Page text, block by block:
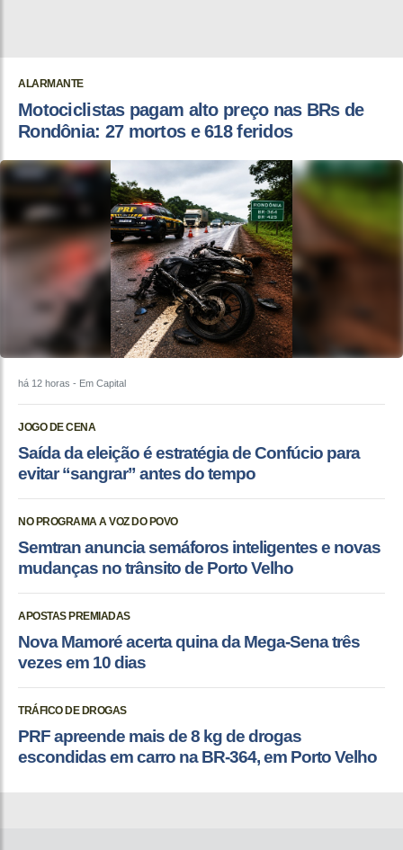
ALARMANTE
Motociclistas pagam alto preço nas BRs de
Rondônia: 27 mortos e 618 feridos
há 12 horas - Em Capital
JOGO DE CENA
Saída da eleição é estratégia de Confúcio para
evitar “sangrar” antes do tempo
NO PROGRAMA A VOZ DO POVO
Semtran anuncia semáforos inteligentes e novas
mudanças no trânsito de Porto Velho
APOSTAS PREMIADAS
Nova Mamoré acerta quina da Mega-Sena três
vezes em 10 dias
TRÁFICO DE DROGAS
PRF apreende mais de 8 kg de drogas
escondidas em carro na BR-364, em Porto Velho